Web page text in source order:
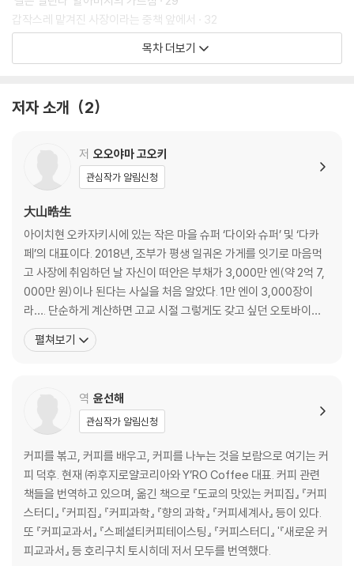
갑작스레 맡겨진 사장이라는 중책 앞에서 · 32
돈을 쓰지 말고 지혜를 짜내라 · 34
편의점에 진열된 기회를 집어 올리던 날 · 53
신의 혀를 가진 남자 · 57
생크림을 먼저 만들어 볼까? · 59
다음은 맛있는 빵을 찾을 차례 · 63
일본 최고의 과일을 찾아 삼만리 · 66
후르츠산도는 외양이 90% · 75
우물 안 개구리 · 79
패키지에 담은 ‘다이와’의 혼 · 82
3장 우리들의 후르츠산도, 판매 개시!
우선 열 명의 동료를 모으자 · 96
그녀는 예뻤다 · 102
천재 사령관, 등장! · 107
에비스 님의 손길에 이끌려서 · 111
일본 제일이 되고 싶으면, 일본 제일의 장소에 가거라 · 114
언젠가는 크라운 · 117
날개라도 달렸다면…, · 120
4장 나의 히어로가 알려준 것들
목차 더보기
저자 소개 2
저 오오야마 고오키
관심작가 알림신청
大山晧生
아이치현 오카자키시에 있는 작은 마을 슈퍼 ‘다이와 슈퍼’ 및 ‘다카
페’의 대표이다. 2018년, 조부가 평생 일궈온 가게를 잇기로 마음먹
고 사장에 취임하던 날 자신이 떠안은 부채가 3,000만 엔(약 2억 7,
000만 원)이나 된다는 사실을 처음 알았다. 1만 엔이 3,000장이
라…. 단순하게 계산하면 고교 시절 그렇게도 갖고 싶던 오토바이를 1
00대나 살 수 있는 엄청난 액수였다. 지금까지 잘못 살아온 외상값이
한꺼번에 청구되는 듯 멘붕에 빠졌지만 “현재의 어려움이 너를 성장
펼쳐보기
역 윤선해
관심작가 알림신청
커피를 볶고, 커피를 배우고, 커피를 나누는 것을 보람으로 여기는 커
피 덕후. 현재 ㈜후지로얄코리아와 Y’RO Coffee 대표. 커피 관련
책들을 번역하고 있으며, 옮긴 책으로 『도쿄의 맛있는 커피집』 『커피
스터디』 『커피집』 『커피과학』 『향의 과학』 『커피세계사』 등이 있다.
또 『커피교과서』 『스페셜티커피테이스팅』 『커피스터디』 '『새로운 커
피교과서』 등 호리구치 토시히데 저서 모두를 번역했다.